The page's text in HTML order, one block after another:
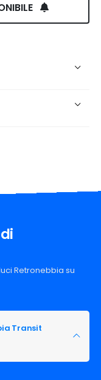
Retronebbia su
Transit